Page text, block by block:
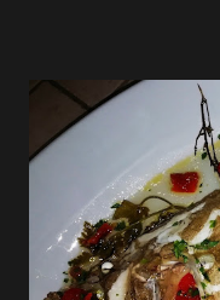
annienti o quasi
della carne,
bassa
descrizione passo
elenco gli
iniziare.